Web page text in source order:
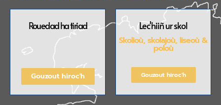
Rouedad ha tiriad
Gouzout hiroc'h
Lec'hiiñ ur skol
Skolioù, skolajoù, liseoù &
poloù
Gouzout hiroc'h